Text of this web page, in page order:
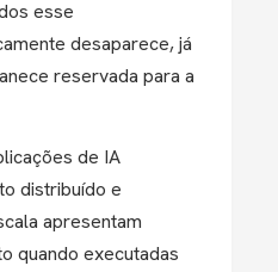
esse
desaparece, já
reservada para a
de IA
distribuído e
apresentam
quando executadas